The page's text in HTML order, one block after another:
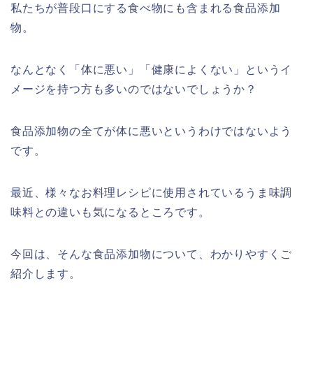
私たちが普段口にする食べ物にも含まれる食品添加
物。
なんとなく「体に悪い」「健康によくない」というイ
メージを持つ方も多いのではないでしょうか？
食品添加物の全てが体に悪いというわけではないよう
です。
最近、様々なお料理レシピに使用されているうま味調
味料との違いも気になるところです。
今回は、そんな食品添加物について、わかりやすくご
紹介します。